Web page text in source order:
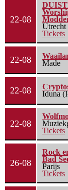
22-08
Utrecht
Tickets
22-08
Made
22-08
Iduna
22-08
Tickets
26-08
Rock
Bad
Parijs
Tickets